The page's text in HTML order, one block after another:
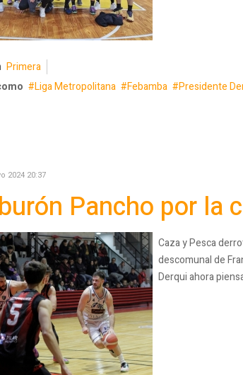
Primera
Liga Metropolitana Febamba Presidente
2024 20:37
Pancho por la
Caza y Pesca
descomunal de
Derqui ahora